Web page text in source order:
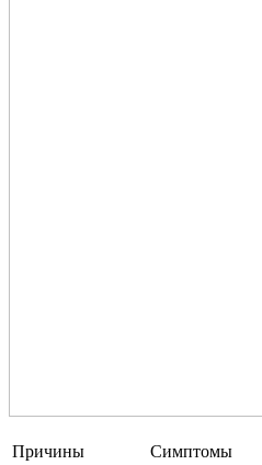
Причины Симптомы